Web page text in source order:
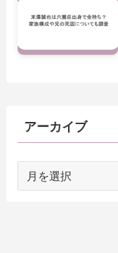
アーカイブ